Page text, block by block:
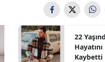
Bingöl
Bitlis
Bolu
22
Hayatını
Kaybetti